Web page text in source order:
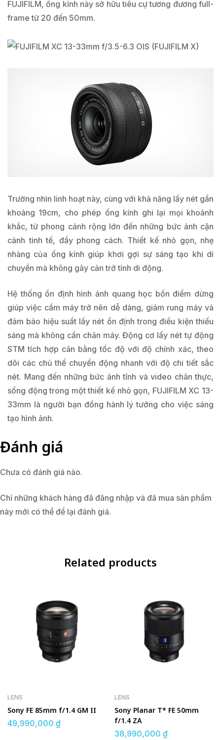
FUJIFILM, ống kính này sở hữu tiêu cự tương đương full-
frame từ 20 đến 50mm.
Trường nhìn linh hoạt này, cùng với khả năng lấy nét gần
khoảng 19cm, cho phép ống kính ghi lại mọi khoảnh
khắc, từ phong cảnh rộng lớn đến những bức ảnh cận
cảnh tinh tế, đầy phong cách. Thiết kế nhỏ gọn, nhẹ
nhàng của ống kính giúp khơi gợi sự sáng tạo khi di
chuyển mà không gây cản trở tính di động.
Hệ thống ổn định hình ảnh quang học bốn điểm dừng
giúp việc cầm máy trở nên dễ dàng, giảm rung máy và
đảm bảo hiệu suất lấy nét ổn định trong điều kiện thiếu
sáng mà không cần chân máy. Động cơ lấy nét tự động
STM tích hợp cân bằng tốc độ với độ chính xác, theo
dõi các chủ thể chuyển động nhanh với độ chi tiết sắc
nét. Mang đến những bức ảnh tĩnh và video chân thực,
sống động trong một thiết kế nhỏ gọn, FUJIFILM XC 13-
33mm là người bạn đồng hành lý tưởng cho việc sáng
tạo hình ảnh.
Đánh giá
Chưa có đánh giá nào.
Chỉ những khách hàng đã đăng nhập và đã mua sản phẩm
này mới có thể để lại đánh giá.
Related products
LENS
Sony FE 85mm f/1.4 GM II
49,990,000 ₫
LENS
Sony Planar T* FE 50mm
f/1.4 ZA
38,990,000 ₫